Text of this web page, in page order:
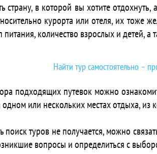
Hotels Claros
Residence
Beach Hotel
Akkan Luxury Hotel
Akkent Garden Hotel & Mandalin Bistro
Fethiye The Residence Tui Blue Sensatori
Fethiye Tui Blue Sensatori
Hotel
Kemer
Sorgun Tui Blue Sensatori
в которой вы хотите отдохнуть,
курорта или отеля, их тоже
количество взрослых и детей,
Найти тур самостоятельно –
подходящих путевок можно
одном или нескольких местах отдыха,
поиск туров не получается, можно
вопросы и определиться с